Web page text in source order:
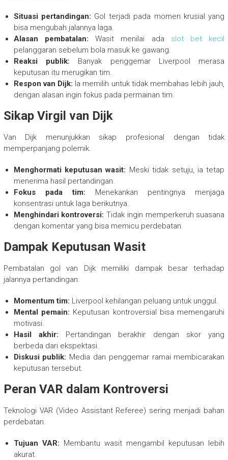
Situasi pertandingan: Gol terjadi pada momen krusial yang
bisa mengubah jalannya laga.
Alasan pembatalan: Wasit menilai ada slot bet kecil
pelanggaran sebelum bola masuk ke gawang.
Reaksi publik: Banyak penggemar Liverpool merasa
keputusan itu merugikan tim.
Respon van Dijk: Ia memilih untuk tidak membahas lebih jauh,
dengan alasan ingin fokus pada permainan tim.
Sikap Virgil van Dijk
Van Dijk menunjukkan sikap profesional dengan tidak
memperpanjang polemik.
Menghormati keputusan wasit: Meski tidak setuju, ia tetap
menerima hasil pertandingan.
Fokus pada tim: Menekankan pentingnya menjaga
konsentrasi untuk laga berikutnya.
Menghindari kontroversi: Tidak ingin memperkeruh suasana
dengan komentar yang bisa memicu perdebatan.
Dampak Keputusan Wasit
Pembatalan gol van Dijk memiliki dampak besar terhadap
jalannya pertandingan:
Momentum tim: Liverpool kehilangan peluang untuk unggul.
Mental pemain: Keputusan kontroversial bisa memengaruhi
motivasi.
Hasil akhir: Pertandingan berakhir dengan skor yang
berbeda dari ekspektasi.
Diskusi publik: Media dan penggemar ramai membicarakan
keputusan tersebut.
Peran VAR dalam Kontroversi
Teknologi VAR (Video Assistant Referee) sering menjadi bahan
perdebatan.
Tujuan VAR: Membantu wasit mengambil keputusan lebih
akurat.